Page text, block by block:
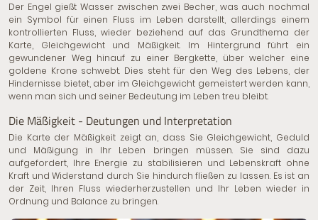
Der Engel gießt Wasser zwischen zwei Becher, was auch nochmal
ein Symbol für einen Fluss im Leben darstellt, allerdings einem
kontrollierten Fluss, wieder beziehend auf das Grundthema der
Karte, Gleichgewicht und Mäßigkeit. Im Hintergrund führt ein
gewundener Weg hinauf zu einer Bergkette, über welcher eine
goldene Krone schwebt. Dies steht für den Weg des Lebens, der
Hindernisse bietet, aber im Gleichgewicht gemeistert werden kann,
wenn man sich und seiner Bedeutung im Leben treu bleibt.
Die Mäßigkeit - Deutungen und Interpretation
Die Karte der Mäßigkeit zeigt an, dass Sie Gleichgewicht, Geduld
und Mäßigung in Ihr Leben bringen müssen. Sie sind dazu
aufgefordert, Ihre Energie zu stabilisieren und Lebenskraft ohne
Kraft und Widerstand durch Sie hindurch fließen zu lassen. Es ist an
der Zeit, Ihren Fluss wiederherzustellen und Ihr Leben wieder in
Ordnung und Balance zu bringen.